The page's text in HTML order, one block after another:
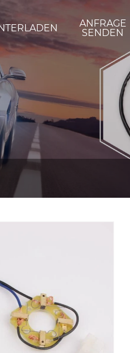
ANFRAGE
SENDEN